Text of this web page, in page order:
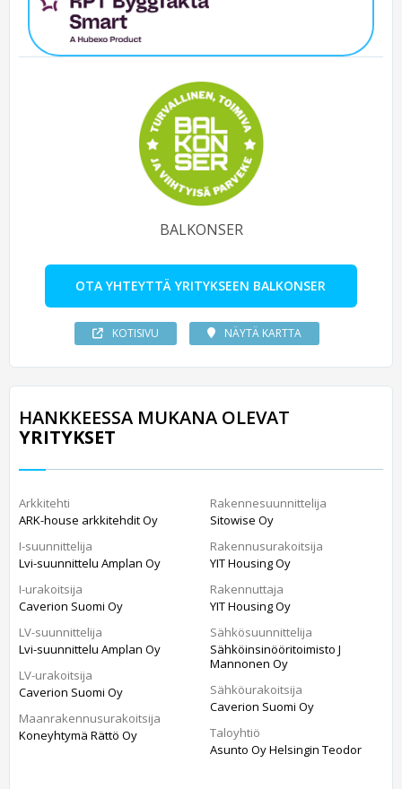
BALKONSER
OTA YHTEYTTÄ YRITYKSEEN BALKONSER
KOTISIVU NÄYTÄ KARTTA
HANKKEESSA MUKANA OLEVAT
YRITYKSET
Arkkitehti
ARK-house arkkitehdit Oy
I-suunnittelija
Lvi-suunnittelu Amplan Oy
I-urakoitsija
Caverion Suomi Oy
LV-suunnittelija
Lvi-suunnittelu Amplan Oy
LV-urakoitsija
Caverion Suomi Oy
Maanrakennusurakoitsija
Koneyhtymä Rättö Oy
Rakennesuunnittelija
Sitowise Oy
Rakennusurakoitsija
YIT Housing Oy
Rakennuttaja
YIT Housing Oy
Sähkösuunnittelija
Sähköinsinööritoimisto J
Mannonen Oy
Sähköurakoitsija
Caverion Suomi Oy
Taloyhtiö
Asunto Oy Helsingin Teodor